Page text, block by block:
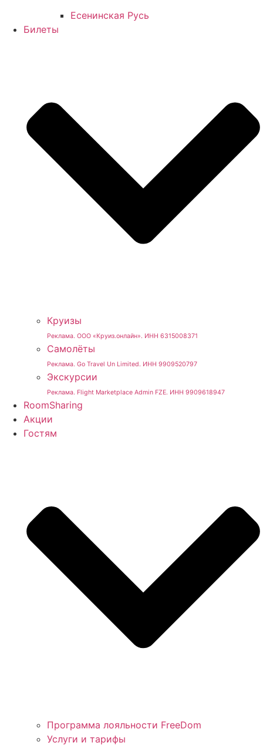
Есенинская Русь
Билеты
Круизы
Реклама. ООО «Круиз.онлайн». ИНН 6315008371
Самолёты
Реклама. Go Travel Un Limited. ИНН 9909520797
Экскурсии
Реклама. Flight Marketplace Admin FZE. ИНН 9909618947
RoomSharing
Акции
Гостям
Программа лояльности FreeDom
Услуги и тарифы